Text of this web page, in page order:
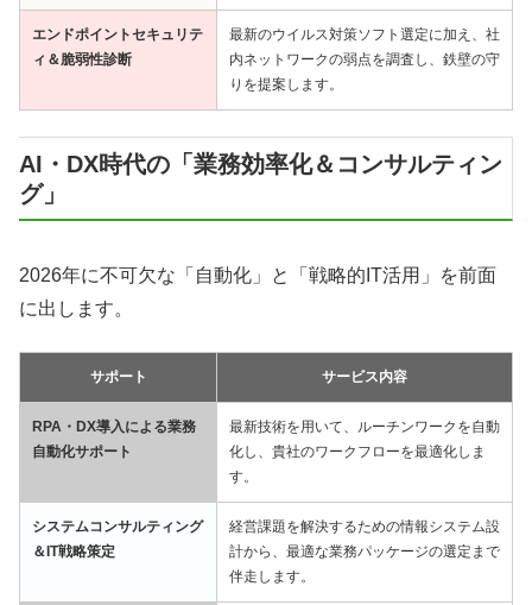
エンドポイントセキュリテ
ィ＆脆弱性診断
最新のウイルス対策ソフト選定に加え、社
内ネットワークの弱点を調査し、鉄壁の守
りを提案します。
AI・DX時代の「業務効率化＆コンサルティン
グ」
2026年に不可欠な「自動化」と「戦略的IT活用」を前面
に出します。
サポート サービス内容
RPA・DX導入による業務
自動化サポート
最新技術を用いて、ルーチンワークを自動
化し、貴社のワークフローを最適化しま
す。
システムコンサルティング
＆IT戦略策定
経営課題を解決するための情報システム設
計から、最適な業務パッケージの選定まで
伴走します。